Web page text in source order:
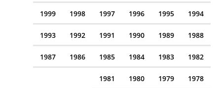
1999 1998 1997 1996 1995 1994
1993 1992 1991 1990 1989 1988
1987 1986 1985 1984 1983 1982
1981 1980 1979 1978